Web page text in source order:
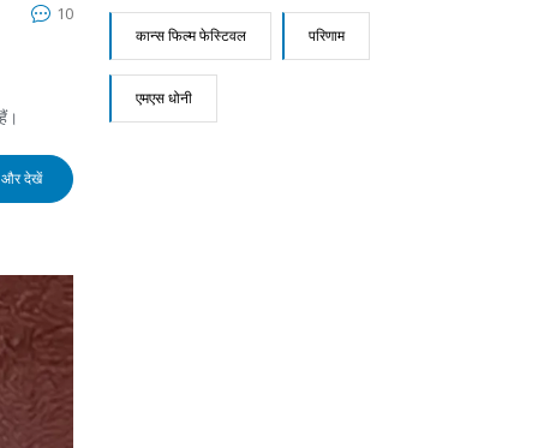
10
और देखें
कान्स फिल्म फेस्टिवल परिणाम
एमएस धोनी